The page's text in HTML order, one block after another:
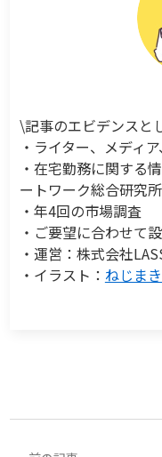
\記事のエビデンスと
・ライター、メディ
・在宅勤務に関する
ートワーク総合研究所
・年4回の市場調査
・ご要望に合わせて
・運営：株式会社
・イラスト： ねじま